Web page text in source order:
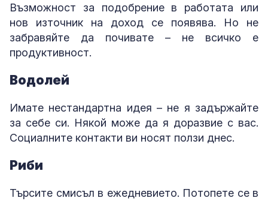
Възможност за подобрение в работата или
нов източник на доход се появява. Но не
забравяйте да почивате – не всичко е
продуктивност.
Водолей
Имате нестандартна идея – не я задържайте
за себе си. Някой може да я доразвие с вас.
Социалните контакти ви носят ползи днес.
Риби
Търсите смисъл в ежедневието. Потопете се в